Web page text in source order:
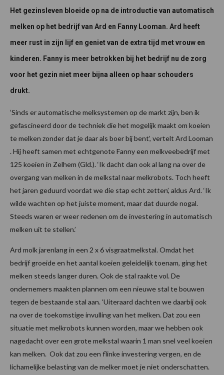
Het gezinsleven bloeide op na de introductie van automatisch
melken op het bedrijf van Ard en Fanny Looman. Ard heeft
meer rust in zijn lijf en geniet van de extra tijd met vrouw en
kinderen. Fanny is meer betrokken bij het bedrijf nu de zorg
voor het gezin niet meer bijna alleen op haar schouders
drukt.
‘Sinds er automatische melksystemen op de markt zijn, ben ik
gefascineerd door de techniek die het mogelijk maakt om koeien
te melken zonder dat je daar als boer bij bent’, vertelt Ard Looman
. Hij heeft samen met echtgenote Fanny een melkveebedrijf met
125 koeien in Zelhem (Gld.). ‘Ik dacht dan ook al lang na over de
overgang van melken in de melkstal naar melkrobots. Toch heeft
het jaren geduurd voordat we die stap echt zetten’, aldus Ard. ‘Ik
wilde wachten op het juiste moment, maar dat duurde nogal.
Steeds waren er weer redenen om de investering in automatisch
melken uit te stellen.’
Ard molk jarenlang in een 2 x 6 visgraatmelkstal. Omdat het
bedrijf groeide en het aantal koeien geleidelijk toenam, ging het
melken steeds langer duren. Ook de stal raakte vol. De
ondernemers maakten plannen om een nieuwe stal te bouwen
tegen de bestaande stal aan. ‘Uiteraard dachten we daarbij ook
na over de toekomstige invulling van het melken. Dat zou een
situatie met melkrobots kunnen worden, maar we hebben ook
nagedacht over een grote melkstal waarin 1 man snel veel koeien
kan melken. Ook dat zou een flinke investering vergen, en de
lichamelijke belasting van de melker moet je niet onderschatten.